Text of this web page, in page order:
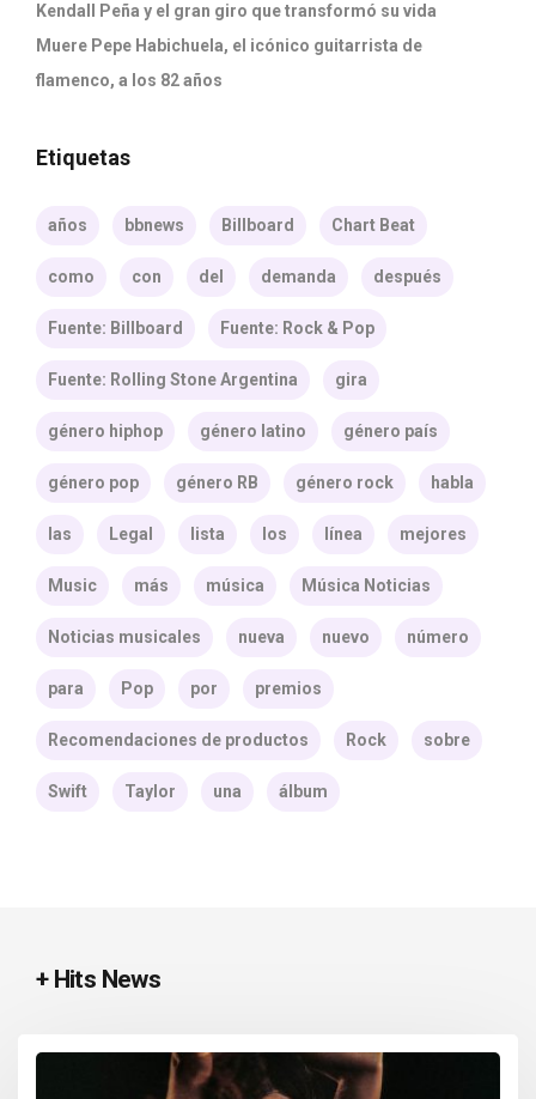
Kendall Peña y el gran giro que transformó su vida
Muere Pepe Habichuela, el icónico guitarrista de
flamenco, a los 82 años
Etiquetas
años bbnews Billboard Chart Beat
como con del demanda después
Fuente: Billboard Fuente: Rock & Pop
Fuente: Rolling Stone Argentina gira
género hiphop género latino género país
género pop género RB género rock habla
las Legal lista los línea mejores
Music más música Música Noticias
Noticias musicales nueva nuevo número
para Pop por premios
Recomendaciones de productos Rock sobre
Swift Taylor una álbum
+ Hits News